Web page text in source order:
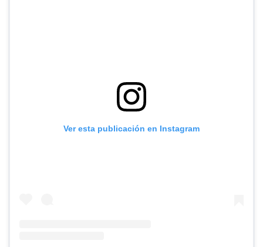
Ver esta publicación en Instagram